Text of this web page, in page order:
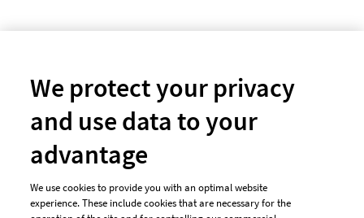
We protect your privacy
and use data to your
advantage
We use cookies to provide you with an optimal website
experience. These include cookies that are necessary for the